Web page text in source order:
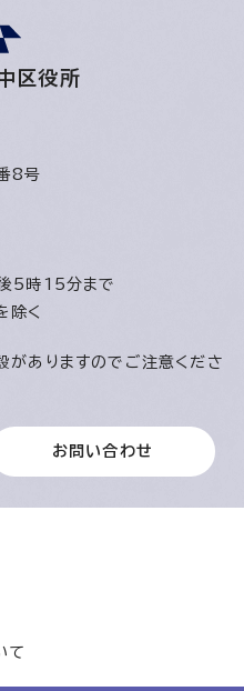
区役所
8号
5時15分まで
除く
がありますのでご注意くださ
お問い合わせ
て